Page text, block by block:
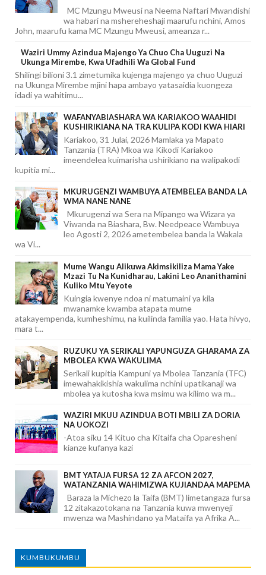
MC Mzungu Mweusi na Neema Naftari Mwandishi
wa habari na mshereheshaji maarufu nchini, Amos
John, maarufu kama MC Mzungu Mweusi, ameanza r...
Waziri Ummy Azindua Majengo Ya Chuo Cha Uuguzi Na
Ukunga Mirembe, Kwa Ufadhili Wa Global Fund
Shilingi bilioni 3.1 zimetumika kujenga majengo ya chuo Uuguzi
na Ukunga Mirembe mjini hapa ambayo yatasaidia kuongeza
idadi ya wahitimu...
WAFANYABIASHARA WA KARIAKOO WAAHIDI
KUSHIRIKIANA NA TRA KULIPA KODI KWA HIARI
Kariakoo, 31 Julai, 2026 Mamlaka ya Mapato
Tanzania (TRA) Mkoa wa Kikodi Kariakoo
imeendelea kuimarisha ushirikiano na walipakodi
kupitia mi...
MKURUGENZI WAMBUYA ATEMBELEA BANDA LA
WMA NANE NANE
Mkurugenzi wa Sera na Mipango wa Wizara ya
Viwanda na Biashara, Bw. Needpeace Wambuya
leo Agosti 2, 2026 ametembelea banda la Wakala
wa Vi...
Mume Wangu Alikuwa Akimsikiliza Mama Yake
Mzazi Tu Na Kunidharau, Lakini Leo Ananithamini
Kuliko Mtu Yeyote
Kuingia kwenye ndoa ni matumaini ya kila
mwanamke kwamba atapata mume
atakayempenda, kumheshimu, na kuilinda familia yao. Hata hivyo,
mara t...
RUZUKU YA SERIKALI YAPUNGUZA GHARAMA ZA
MBOLEA KWA WAKULIMA
Serikali kupitia Kampuni ya Mbolea Tanzania (TFC)
imewahakikishia wakulima nchini upatikanaji wa
mbolea ya kutosha kwa msimu wa kilimo wa m...
WAZIRI MKUU AZINDUA BOTI MBILI ZA DORIA
NA UOKOZI
-Atoa siku 14 Kituo cha Kitaifa cha Oparesheni
kianze kufanya kazi
BMT YATAJA FURSA 12 ZA AFCON 2027,
WATANZANIA WAHIMIZWA KUJIANDAA MAPEMA
Baraza la Michezo la Taifa (BMT) limetangaza fursa
12 zitakazotokana na Tanzania kuwa mwenyeji
mwenza wa Mashindano ya Mataifa ya Afrika A...
KUMBUKUMBU